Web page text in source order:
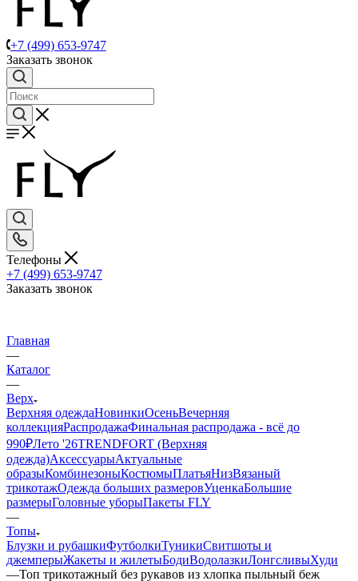
+7 (499) 653-9747
Заказать звонок
Телефоны
+7 (499) 653-9747
Заказать звонок
Главная
—
Каталог
—
Верх
Верхняя одеждаНовинкиОсеньВечерняя
коллекцияРаспродажаФинальная распродажа - всё до
990₽Лето '26TRENDFORT (Верхняя
одежда)АксессуарыАктуальные
образыКомбинезоныКостюмыПлатьяНизВязаный
трикотажОдежда больших размеровУценкаБольшие
размерыГоловные уборыПакеты FLY
—
Топы
Блузки и рубашкиФутболкиТуникиСвитшоты и
джемперыЖакеты и жилетыБодиВодолазкиЛонгсливыХуди
—Топ трикотажный без рукавов из хлопка пыльный беж